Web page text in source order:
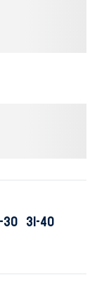
30 31-40